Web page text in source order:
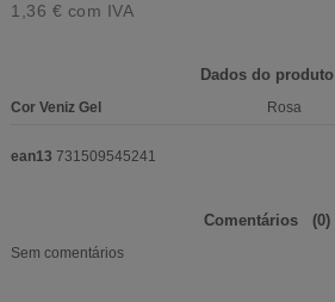
1,36 € com IVA
Dados do produto
Cor Veniz Gel Rosa
ean13 731509545241
Comentários (0)
Sem comentários